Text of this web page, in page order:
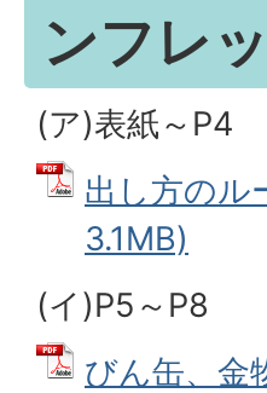
ンフレ
(ア)表紙～P4
出し方のル
3.1MB)
(イ)P5～P8
びん缶、金